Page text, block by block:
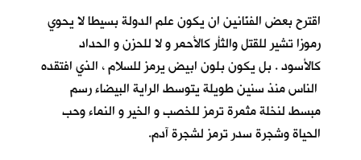
اقترح بعض الفنّانين ان يكون علم الدولة بسيطا لا يحوي
رموزا تشير للقتل والثأر كالأحمر و لا للحزن و الحداد
كالأسود . بل يكون بلون ابيض يرمز للسلام ، الذي افتقده
الناس منذ سنين طويلة يتوسط الراية البيضاء رسم
مبسط لنخلة مثمرة ترمز للخصب و الخير و النماء وحب
الحياة وشجرة سدر ترمز لشجرة آدم.